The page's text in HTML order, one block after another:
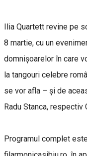
Ilia Quartett revine pe
8 martie, cu un
domnișoarelor în care
la tangouri celebre
se vor afla – și de
Radu Stanca, respectiv
Programul complet